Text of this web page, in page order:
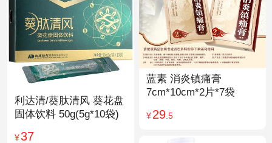
蓝素 消炎镇痛膏
7cm*10cm*2片*7袋
¥29.5
利达清/葵肽清风 葵花盘
固体饮料 50g(5g*10袋)
¥37